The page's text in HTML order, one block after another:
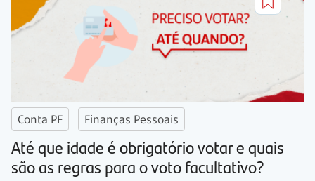
Conta PF Finanças Pessoais
Até que idade é obrigatório votar e quais
são as regras para o voto facultativo?